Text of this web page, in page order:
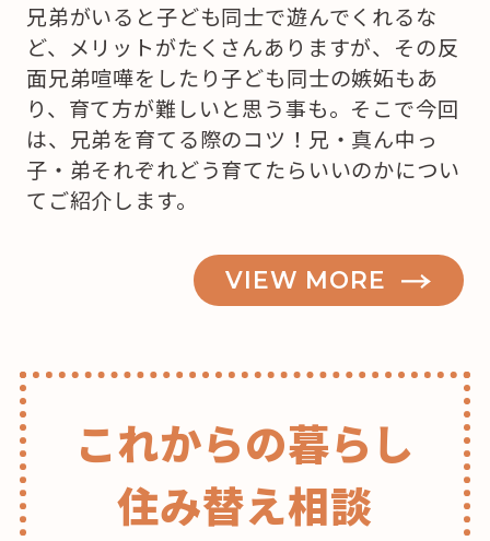
兄弟がいると子ども同士で遊んでくれるな
ど、メリットがたくさんありますが、その反
面兄弟喧嘩をしたり子ども同士の嫉妬もあ
り、育て方が難しいと思う事も。そこで今回
は、兄弟を育てる際のコツ！兄・真ん中っ
子・弟それぞれどう育てたらいいのかについ
てご紹介します。
VIEW MORE
これからの暮らし
住み替え相談